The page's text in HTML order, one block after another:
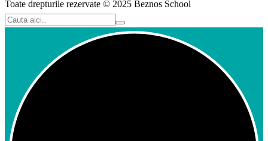
Toate drepturile rezervate © 2025 Beznos School